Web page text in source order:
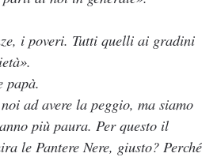
i poveri. Tutti quelli ai gradini
papà.
ad avere la peggio, ma siamo
più paura. Per questo il
le Pantere Nere, giusto? Perché